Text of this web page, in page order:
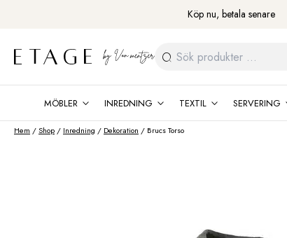
Köp nu, betala senare
Sök
efter:
MÖBLER INREDNING TEXTIL SERVERING
Hem /Shop / Inredning / Dekoration / Brucs Torso